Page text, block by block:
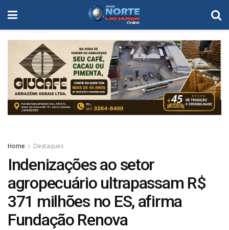
Home Destaques
Indenizações ao setor
agropecuário ultrapassam R$
371 milhões no ES, afirma
Fundação Renova